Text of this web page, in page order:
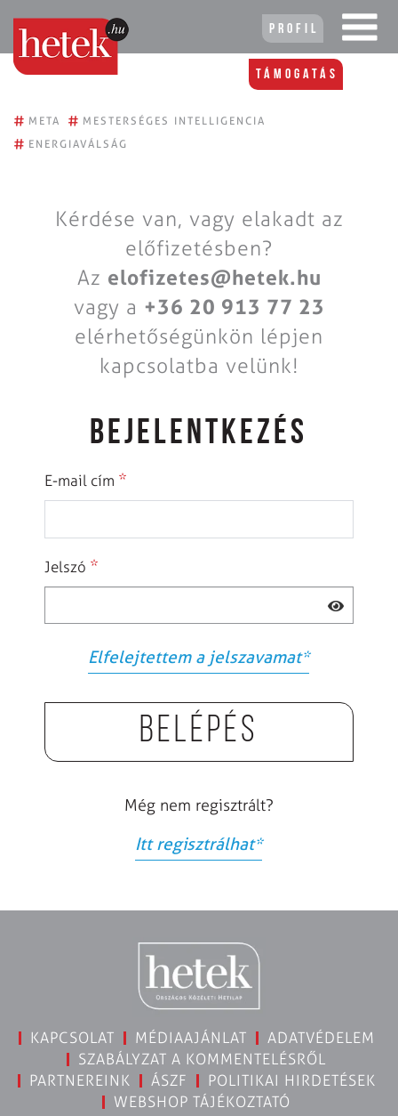
Profil
Támogatás
# META # MESTERSÉGES INTELLIGENCIA
# ENERGIAVÁLSÁG
Kérdése van, vagy elakadt az
előfizetésben?
Az elofizetes@hetek.hu
vagy a +36 20 913 77 23
elérhetőségünkön lépjen
kapcsolatba velünk!
BEJELENTKEZÉS
E-mail cím *
Jelszó *
Elfelejtettem a jelszavamat*
Belépés
Még nem regisztrált?
Itt regisztrálhat*
KAPCSOLAT MÉDIAAJÁNLAT
ADATVÉDELEM
SZABÁLYZAT A KOMMENTELÉSRŐL
PARTNEREINK
ÁSZF
POLITIKAI HIRDETÉSEK
WEBSHOP TÁJÉKOZTATÓ